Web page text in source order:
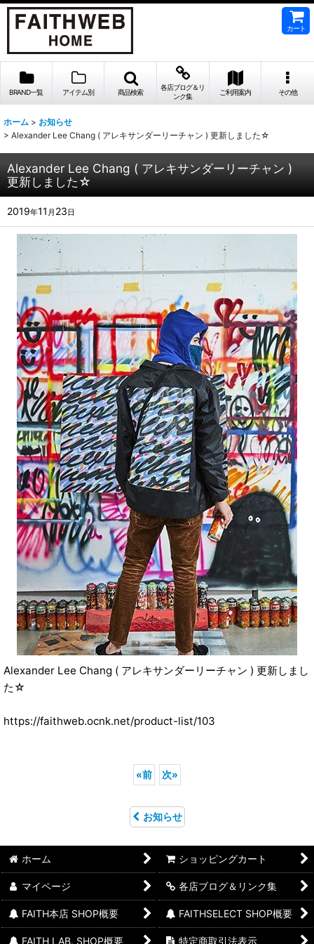
カート
BRAND一覧 アイテム別 商品検索
各店ブログ＆リ
ンク集
ご利用案内 その他
ホーム > お知らせ
> Alexander Lee Chang ( アレキサンダーリーチャン ) 更新しました☆
Alexander Lee Chang ( アレキサンダーリーチャン )
更新しました☆
2019年11 月 23日
Alexander Lee Chang ( アレキサンダーリーチャン ) 更新しまし
た☆
https://faithweb.ocnk.net/product-list/103
«前 次»
お知らせ
ホーム ショッピングカート
マイページ 各店ブログ＆リンク集
FAITH本店 SHOP概要 FAITHSELECT SHOP概要
FAITH LAB. SHOP概要 特定商取引法表示